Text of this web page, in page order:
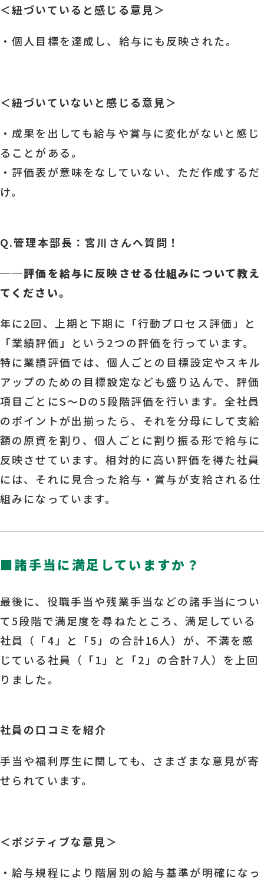
＜紐づいていると感じる意見＞
・個人目標を達成し、給与にも反映された。
＜紐づいていないと感じる意見＞
・成果を出しても給与や賞与に変化がないと感じ
ることがある。
・評価表が意味をなしていない、ただ作成するだ
け。
Q.管理本部長：宮川さんへ質問！
──評価を給与に反映させる仕組みについて教え
てください。
年に2回、上期と下期に「行動プロセス評価」と
「業績評価」という2つの評価を行っています。
特に業績評価では、個人ごとの目標設定やスキル
アップのための目標設定なども盛り込んで、評価
項目ごとにS～Dの5段階評価を行います。全社員
のポイントが出揃ったら、それを分母にして支給
額の原資を割り、個人ごとに割り振る形で給与に
反映させています。相対的に高い評価を得た社員
には、それに見合った給与・賞与が支給される仕
組みになっています。
■諸手当に満足していますか？
最後に、役職手当や残業手当などの諸手当につい
て5段階で満足度を尋ねたところ、満足している
社員（「4」と「5」の合計16人）が、不満を感
じている社員（「1」と「2」の合計7人）を上回
りました。
社員の口コミを紹介
手当や福利厚生に関しても、さまざまな意見が寄
せられています。
＜ポジティブな意見＞
・給与規程により階層別の給与基準が明確になっ